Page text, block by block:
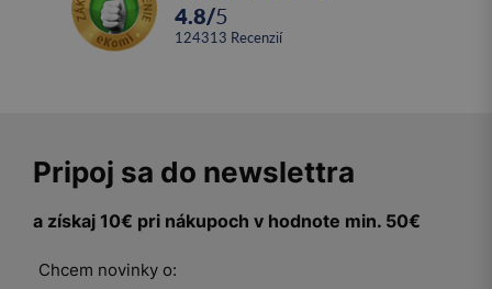
4.8/5
124313 recenzií
Pripoj sa do newslettra
a získaj 10€ pri nákupoch v hodnote min. 50€
Chcem novinky o: